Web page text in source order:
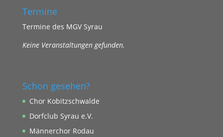
Termine
Termine des MGV Syrau
Keine Veranstaltungen gefunden.
Schon gesehen?
Chor Kobitzschwalde
Dorfclub Syrau e.V.
Männerchor Rodau